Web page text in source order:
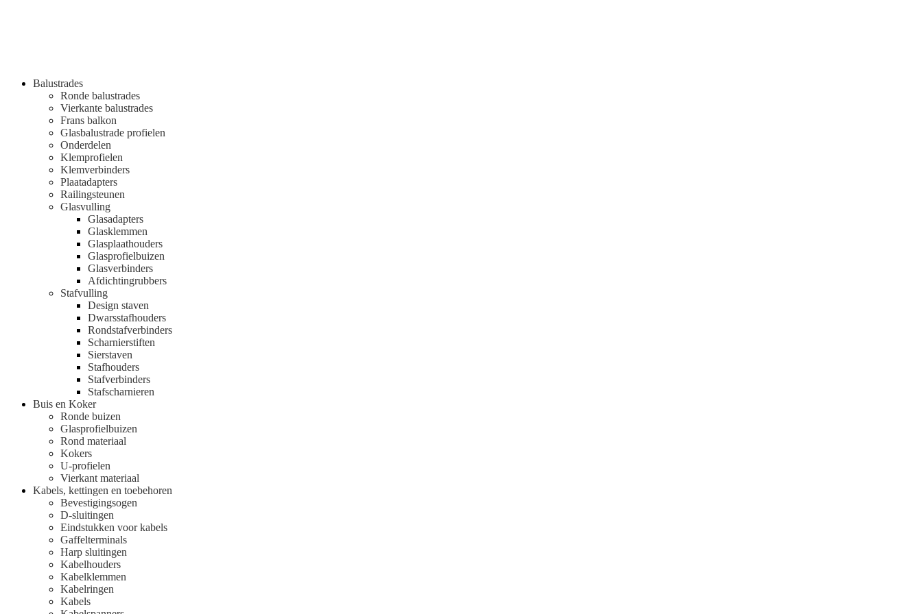
Balustrades
Ronde balustrades
Vierkante balustrades
Frans balkon
Glasbalustrade profielen
Onderdelen
Klemprofielen
Klemverbinders
Plaatadapters
Railingsteunen
Glasvulling
Glasadapters
Glasklemmen
Glasplaathouders
Glasprofielbuizen
Glasverbinders
Afdichtingrubbers
Stafvulling
Design staven
Dwarsstafhouders
Rondstafverbinders
Scharnierstiften
Sierstaven
Stafhouders
Stafverbinders
Stafscharnieren
Buis en Koker
Ronde buizen
Glasprofielbuizen
Rond materiaal
Kokers
U-profielen
Vierkant materiaal
Kabels, kettingen en toebehoren
Bevestigingsogen
D-sluitingen
Eindstukken voor kabels
Gaffelterminals
Harp sluitingen
Kabelhouders
Kabelklemmen
Kabelringen
Kabels